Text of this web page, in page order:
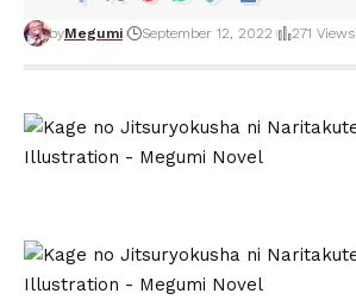
byMegumi September 12, 2022 271 Views